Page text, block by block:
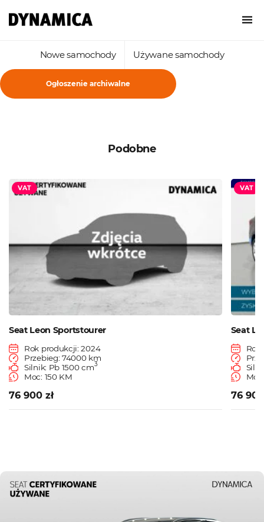
Nowe samochody Używane samochody
Ogłoszenie archiwalne
Podobne
VAT
Seat Leon Sportstourer
Rok produkcji: 2024
Przebieg: 74000 km
Silnik: Pb 1500 cm3
Moc: 150 KM
76 900 zł
VAT
Seat
Rok
76